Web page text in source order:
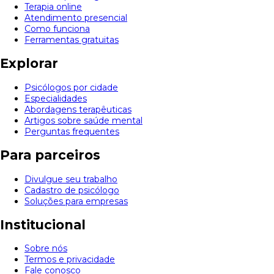
Terapia online
Atendimento presencial
Como funciona
Ferramentas gratuitas
Explorar
Psicólogos por cidade
Especialidades
Abordagens terapêuticas
Artigos sobre saúde mental
Perguntas frequentes
Para parceiros
Divulgue seu trabalho
Cadastro de psicólogo
Soluções para empresas
Institucional
Sobre nós
Termos e privacidade
Fale conosco